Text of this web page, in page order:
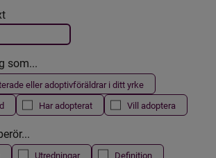
postas automatiskt
som...
eller adoptivföräldrar i ditt yrke
Har adopterat Vill adoptera
Utredningar
Definition